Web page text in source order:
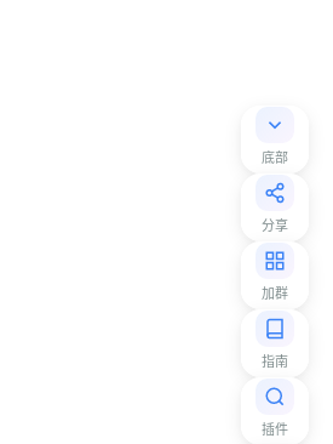
底部
分享
加群
指南
插件